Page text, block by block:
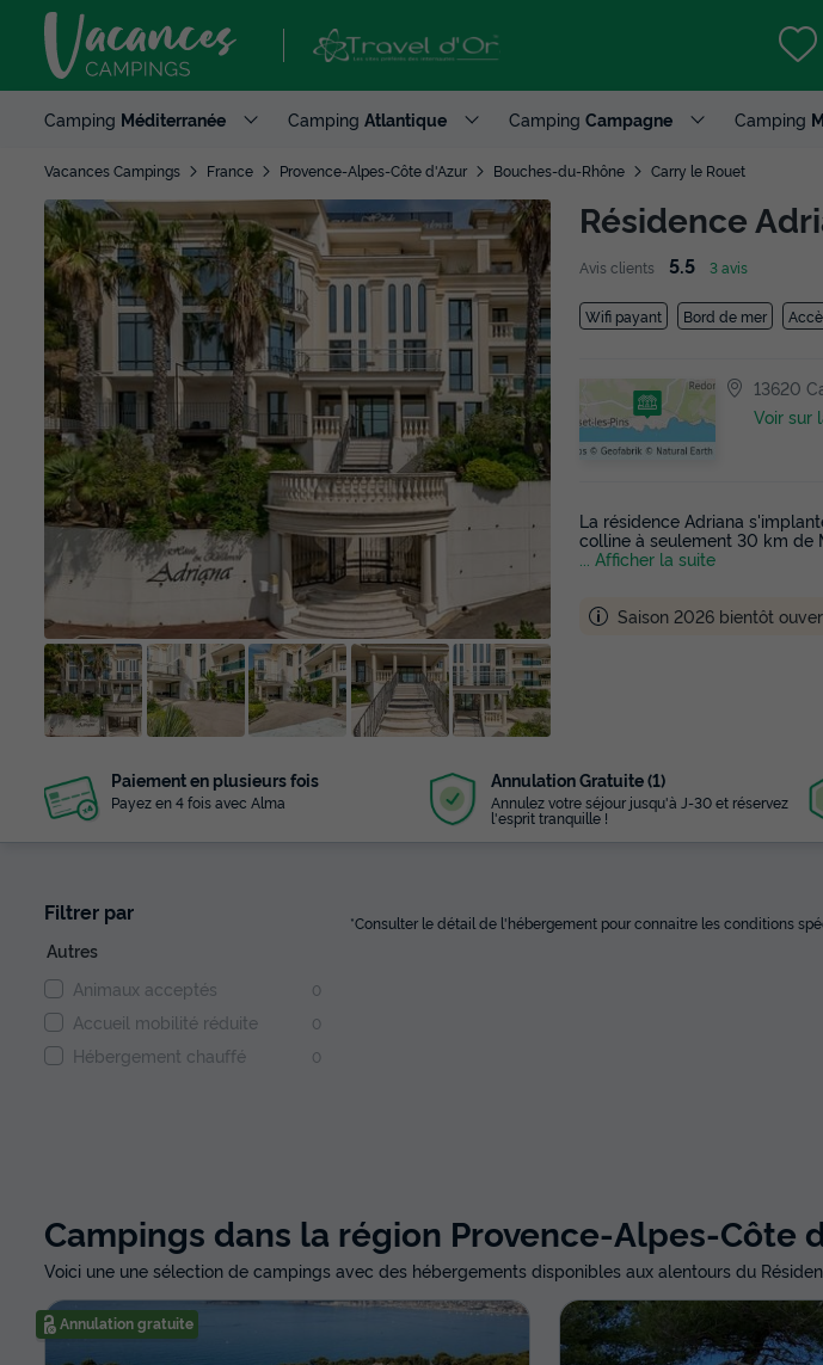
Camping Méditerranée Camping Atlantique Camping Campagne Camping
Vacances Campings France Provence-Alpes-Côte d'Azur Bouches-du-Rhône Carry le Rouet
+ 20
photos
Résidence
Avis clients 5.5 3 avis
Wifi payant Bord de mer
13620
Voir sur
La résidence Adriana
colline à seulement 30 km de
... Afficher la suite
Saison 2026 bientôt
Paiement en plusieurs fois
Payez en 4 fois avec Alma
Annulation Gratuite (1)
Annulez votre séjour jusqu'à J-30 et réservez
l'esprit tranquille !
Filtrer par
Autres
Animaux acceptés
0
Accueil mobilité réduite 0
Hébergement chauffé 0
*Consulter le détail de l'hébergement pour connaitre les conditions
Campings dans la région Provence-Alpes-Côte
Voici une une sélection de campings avec des hébergements disponibles aux alentours du
Annulation gratuite